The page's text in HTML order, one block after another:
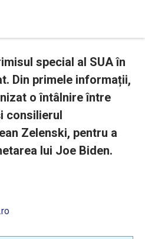
special al SUA în
Din primele informații,
o întâlnire între
consilierul
Zelenski, pentru a
lui Joe Biden.